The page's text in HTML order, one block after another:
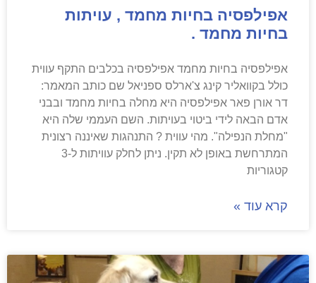
אפילפסיה בחיות מחמד , עויתות
בחיות מחמד .
אפילפסיה בחיות מחמד אפילפסיה בכלבים התקף עווית
כולל בקוואליר קינג צ'ארלס ספניאל שם כותב המאמר:
דר אורן פאר אפילפסיה היא מחלה בחיות מחמד ובבני
אדם הבאה לידי ביטוי בעויתות. השם העממי שלה היא
"מחלת הנפילה". מהי עווית ? התנהגות שאיננה רצונית
המתרחשת באופן לא תקין. ניתן לחלק עוויתות ל-3
קטגוריות
קרא עוד »